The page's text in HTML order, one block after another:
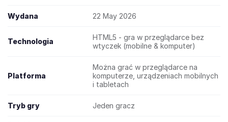
Wydana 22 May 2026
Technologia
HTML5 - gra w przeglądarce bez
wtyczek (mobilne & komputer)
Platforma
Można grać w przeglądarce na
komputerze, urządzeniach mobilnych
i tabletach
Tryb gry Jeden gracz